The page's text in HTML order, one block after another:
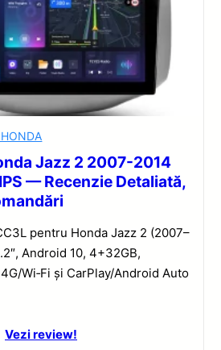
Jazz 2 2007-2014
— Recenzie Detaliată,
pentru Honda Jazz 2 (2007–
Android 10, 4+32GB,
Wi‑Fi și CarPlay/Android Auto
Vezi review!